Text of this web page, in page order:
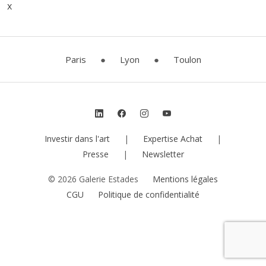
x
Paris ● Lyon ● Toulon
Investir dans l'art | Expertise Achat
|
Presse
| Newsletter
© 2026 Galerie Estades
Mentions légales
CGU
Politique de confidentialité